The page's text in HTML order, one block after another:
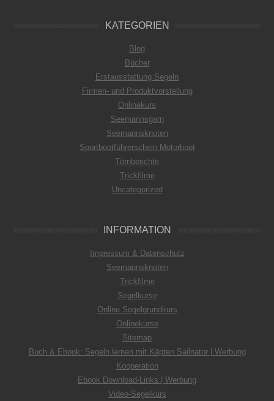
KATEGORIEN
Blog
Bücher
Erstausstattung Segeln
Firmen- und Produktvorstellung
Onlinekurs
Seemannsgarn
Seemannsknoten
Sportbootführerschein Motorboot
Törnberichte
Trickfilme
Uncategorized
INFORMATION
Impressum & Datenschutz
Seemannsknoten
Trickfilme
Segelkurse
Online Segelgrundkurs
Onlinekurse
Sitemap
Buch & Ebook: Segeln lernen mit Käpten Sailnator | Werbung
Kooperation
Ebook Download-Links | Werbung
Video-Segelkurs